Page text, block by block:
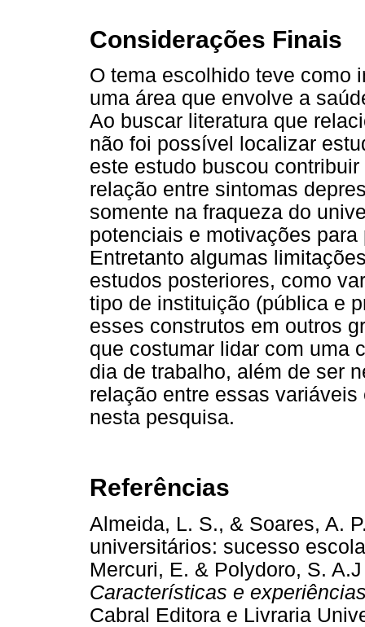
Considerações Finais
O tema escolhido teve como
uma área que envolve a
Ao buscar literatura que
não foi possível localizar
este estudo buscou
relação entre sintomas
somente na fraqueza do
potenciais e motivações
Entretanto algumas
estudos posteriores, como
tipo de instituição (pública e
esses construtos em outros
que costumar lidar com uma
dia de trabalho, além de ser
relação entre essas
nesta pesquisa.
Referências
Almeida, L. S., & Soares, A.
universitários: sucesso
Mercuri, E. & Polydoro, S.
Características e
Cabral Editora e Livraria